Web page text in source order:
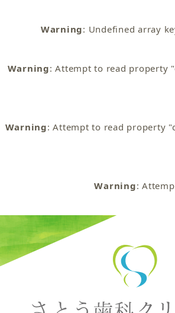
Warning: Undefined array
Warning: Attempt to read property
Warning: Attempt to read property
Warning: